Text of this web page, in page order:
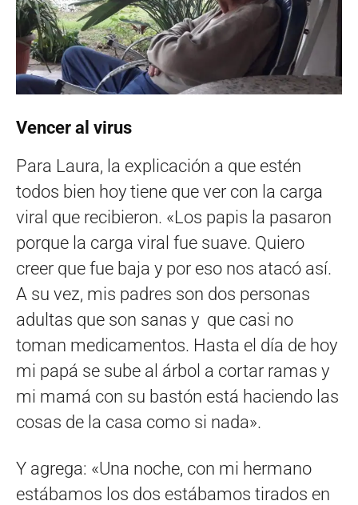
Vencer al virus
Para Laura, la explicación a que estén
todos bien hoy tiene que ver con la carga
viral que recibieron. «Los papis la pasaron
porque la carga viral fue suave. Quiero
creer que fue baja y por eso nos atacó así.
A su vez, mis padres son dos personas
adultas que son sanas y que casi no
toman medicamentos. Hasta el día de hoy
mi papá se sube al árbol a cortar ramas y
mi mamá con su bastón está haciendo las
cosas de la casa como si nada».
Y agrega: «Una noche, con mi hermano
estábamos los dos estábamos tirados en